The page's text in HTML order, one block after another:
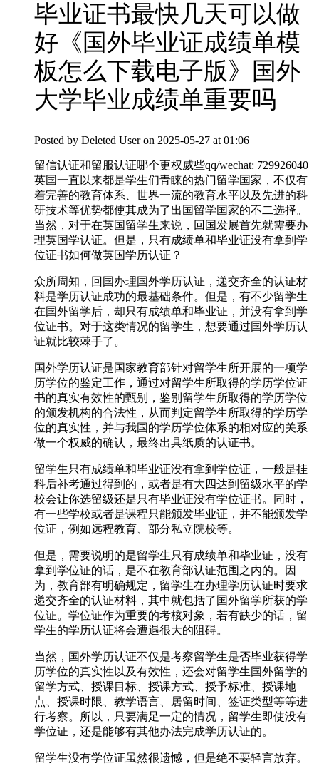
毕业证书最快几天可以做
好《国外毕业证成绩单模
板怎么下载电子版》国外
大学毕业成绩单重要吗
Posted by Deleted User on 2025-05-27 at 01:06
留信认证和留服认证哪个更权威些qq/wechat: 729926040
英国一直以来都是学生们青睐的热门留学国家，不仅有
着完善的教育体系、世界一流的教育水平以及先进的科
研技术等优势都使其成为了出国留学国家的不二选择。
当然，对于在英国留学生来说，回国发展首先就需要办
理英国学认证。但是，只有成绩单和毕业证没有拿到学
位证书如何做英国学历认证？
众所周知，回国办理国外学历认证，递交齐全的认证材
料是学历认证成功的最基础条件。但是，有不少留学生
在国外留学后，却只有成绩单和毕业证，并没有拿到学
位证书。对于这类情况的留学生，想要通过国外学历认
证就比较棘手了。
国外学历认证是国家教育部针对留学生所开展的一项学
历学位的鉴定工作，通过对留学生所取得的学历学位证
书的真实有效性的甄别，鉴别留学生所取得的学历学位
的颁发机构的合法性，从而判定留学生所取得的学历学
位的真实性，并与我国的学历学位体系的相对应的关系
做一个权威的确认，最终出具纸质的认证书。
留学生只有成绩单和毕业证没有拿到学位证，一般是挂
科后补考通过得到的，或者是有大四达到留级水平的学
校会让你选留级还是只有毕业证没有学位证书。同时，
有一些学校或者是课程只能颁发毕业证，并不能颁发学
位证，例如远程教育、部分私立院校等。
但是，需要说明的是留学生只有成绩单和毕业证，没有
拿到学位证的话，是不在教育部认证范围之内的。因
为，教育部有明确规定，留学生在办理学历认证时要求
递交齐全的认证材料，其中就包括了国外留学所获的学
位证。学位证作为重要的考核对象，若有缺少的话，留
学生的学历认证将会遭遇很大的阻碍。
当然，国外学历认证不仅是考察留学生是否毕业获得学
历学位的真实性以及有效性，还会对留学生国外留学的
留学方式、授课目标、授课方式、授予标准、授课地
点、授课时限、教学语言、居留时间、签证类型等等进
行考察。所以，只要满足一定的情况，留学生即使没有
学位证，还是能够有其他办法完成学历认证的。
留学生没有学位证虽然很遗憾，但是绝不要轻言放弃。